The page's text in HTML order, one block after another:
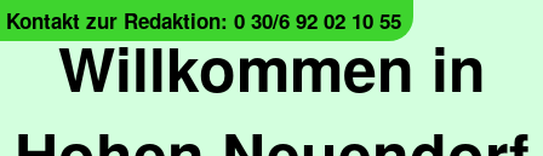
Willkommen in
Kontakt zur Redaktion: 0 30/6 92 02 10 55